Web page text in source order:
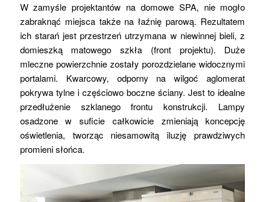
W zamyśle projektantów na domowe SPA, nie mogło
zabraknąć miejsca także na łaźnię parową. Rezultatem
ich starań jest przestrzeń utrzymana w niewinnej bieli, z
domieszką matowego szkła (front projektu). Duże
mleczne powierzchnie zostały porozdzielane widocznymi
portalami. Kwarcowy, odporny na wilgoć aglomerat
pokrywa tylne i częściowo boczne ściany. Jest to idealne
przedłużenie szklanego frontu konstrukcji. Lampy
osadzone w suficie całkowicie zmieniają koncepcję
oświetlenia, tworząc niesamowitą iluzję prawdziwych
promieni słońca.